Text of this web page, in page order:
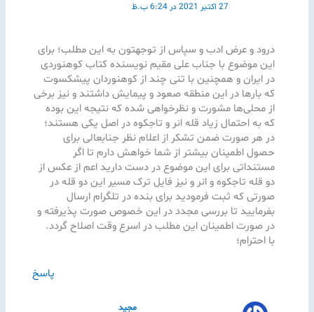
27 اکتبر 2021 در 6:24 ب.ظ
درود و عرض ادب و سپاس از توجهتون به این مطلب؛ برای
این موضوع با جناب علی مقیم نویسنده کتاب کوهنوردی
در ایران و همچنین با تنی چند از کوهنوردان پیشکسوت
که بارها در این منطقه صعود و پیمایش داشتند و نیز برخی
از محلی‌ها مشورت و نظرخواهی شده که نتیجه این بوده
که به احتمال زیاد قله انر و تاجکوه در اصل یکی هستند؛
در هر صورت ضمن تشکر از اعلام نظر جنابعالی برای
حصول اطمینان بیشتر از شما خواهش دارم تا اگر
مستنداتی برای این موضوع در دست دارید اعم از عکس از
دو قله تاجکوه و انر و نیز فایل ترک مسیر این دو قله در
صورتی که ثبت فرمودید برای بنده در تلگرام ارسال
بفرمایید تا بررسی مجدد در این خصوص صورت پذیرفته و
در صورت اطمینان این مطلب در اسرع وقت اصلاح گردد.
با احترام؛
پاسخ
مجید